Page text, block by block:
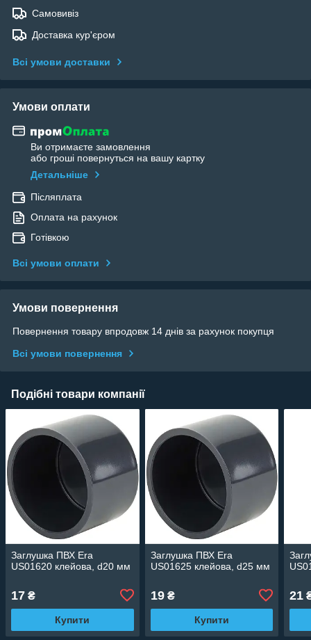
Самовивіз
Доставка кур'єром
Всі умови доставки
Умови оплати
Ви отримаєте замовлення
або гроші повернуться на вашу картку
Детальніше
Післяплата
Оплата на рахунок
Готівкою
Всі умови оплати
Умови повернення
Повернення товару впродовж 14 днів за рахунок покупця
Всі умови повернення
Подібні товари компанії
Заглушка ПВХ Era
US01620 клейова, d20 мм
17 ₴
Купити
Заглушка ПВХ Era
US01625 клейова, d25 мм
19₴
Купити
21